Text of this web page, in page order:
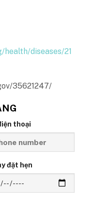
diseases/21
35621247/
thoại
đặt hẹn